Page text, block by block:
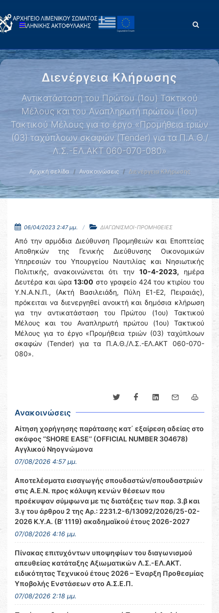
Διενέργεια Κλήρωσης
Αντικατάσταση του Πρώτου (1ου) Τακτικού
Μέλους και του Αναπληρωτή πρώτου (1ου)
Τακτικού Μέλους για το έργο «Προμήθεια τριών
(03) ταχύπλοων σκαφών (Tender) για τα Π.Α.Θ./
Λ.Σ.-ΕΛ.ΑΚΤ 060-070-080»
Αρχική σελίδα Ανακοινώσεις Διενέργεια Κλήρωσης
06/04/2023 2:47 μμ. ΔΙΑΓΩΝΙΣΜΟΙ-ΠΡΟΜΗΘΕΙΕΣ
Από την αρμόδια Διεύθυνση Προμηθειών και Εποπτείας
Αποθηκών της Γενικής Διεύθυνσης Οικονομικών
Υπηρεσιών του Υπουργείου Ναυτιλίας και Νησιωτικής
Πολιτικής, ανακοινώνεται ότι την 10-4-2023, ημέρα
Δευτέρα και ώρα13:00 στο γραφείο 424 του κτιρίου του
Υ.Ν.Α.Ν.Π., (Ακτή Βασιλειάδη, Πύλη Ε1-Ε2, Πειραιάς),
πρόκειται να διενεργηθεί ανοικτή και δημόσια κλήρωση
για την αντικατάσταση του Πρώτου (1ου) Τακτικού
Μέλους και του Αναπληρωτή πρώτου (1ου) Τακτικού
Μέλους για το έργο «Προμήθεια τριών (03) ταχύπλοων
σκαφών (Tender) για τα Π.Α.Θ./Λ.Σ.-ΕΛ.ΑΚΤ 060-070-
080».
Ανακοινώσεις
Αίτηση χορήγησης παράτασης κατ΄ εξαίρεση αδείας στο
σκάφος ‘’SHORE EASE’’ (OFFICIAL NUMBER 304678)
Αγγλικού Νηογνώμονα
07/08/2026 4:57 μμ.
Αποτελέσματα εισαγωγής σπουδαστών/σπουδαστριών
στις Α.Ε.Ν. προς κάλυψη κενών θέσεων που
προέκυψαν σύμφωνα με τις διατάξεις των παρ. 3.β και
3.γ του άρθρου 2 της Αρ.: 2231.2-6/13092/2026/25-02-
2026 Κ.Υ.Α. (Β’ 1119) ακαδημαϊκού έτους 2026-2027
07/08/2026 4:16 μμ.
Πίνακας επιτυχόντων υποψηφίων του διαγωνισμού
απευθείας κατάταξης Αξιωματικών Λ.Σ.-ΕΛ.ΑΚΤ.
ειδικότητας Τεχνικού έτους 2026 – Έναρξη Προθεσμίας
Υποβολής Ενστάσεων στο Α.Σ.Ε.Π.
07/08/2026 2:18 μμ.